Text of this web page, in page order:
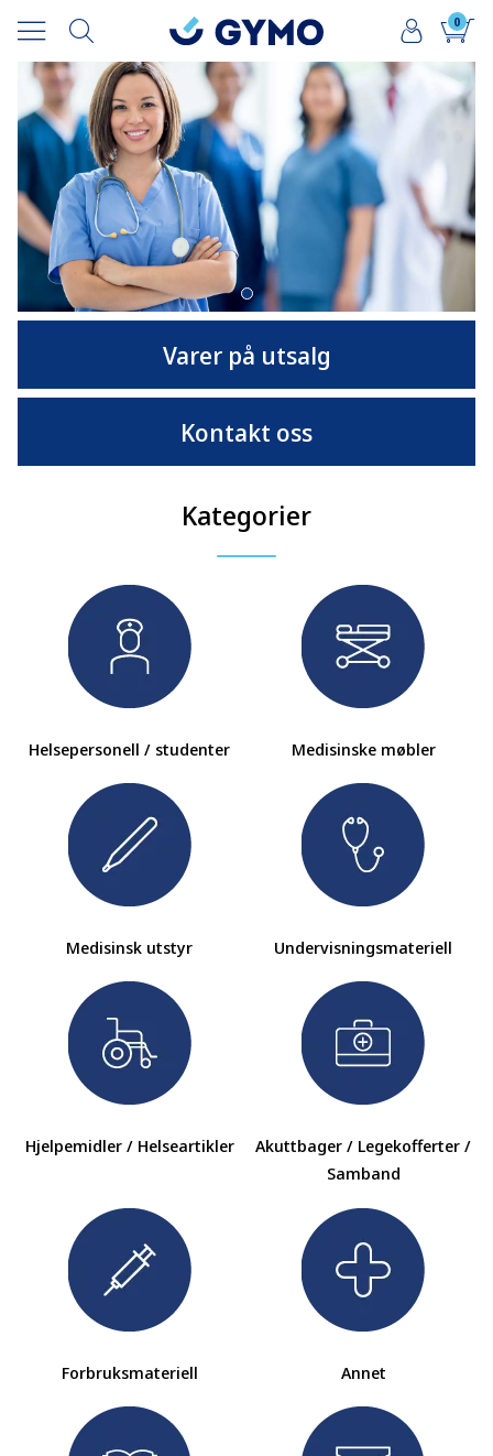
0
Varer på utsalg
Kontakt oss
Kategorier
Helsepersonell / studenter Medisinske møbler
Medisinsk utstyr Undervisningsmateriell
Hjelpemidler / Helseartikler
Akuttbager / Legekofferter /
Samband
Forbruksmateriell Annet